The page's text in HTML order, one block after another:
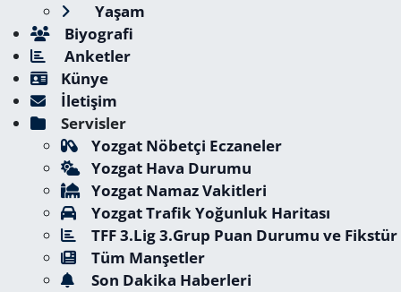
Yaşam
Biyografi
Anketler
Künye
İletişim
Servisler
Yozgat Nöbetçi Eczaneler
Yozgat Hava Durumu
Yozgat Namaz Vakitleri
Yozgat Trafik Yoğunluk Haritası
TFF 3.Lig 3.Grup Puan Durumu ve Fikstür
Tüm Manşetler
Son Dakika Haberleri